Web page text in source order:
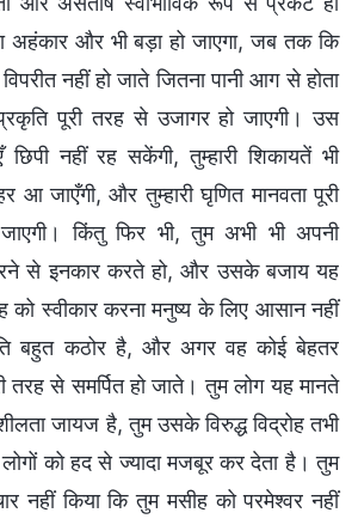
अहंकार और भी बड़ा हो जाएगा, जब तक कि
नहीं हो जाते जितना पानी आग से होता
पूरी तरह से उजागर हो जाएगी। उस
छिपी नहीं रह सकेंगी, तुम्हारी शिकायतें भी
आ जाएँगी, और तुम्हारी घृणित मानवता पूरी
किंतु फिर भी, तुम अभी भी अपनी
से इनकार करते हो, और उसके बजाय यह
को स्वीकार करना मनुष्य के लिए आसान नहीं
बहुत कठोर है, और अगर वह कोई बेहतर
तरह से समर्पित हो जाते। तुम लोग यह मानते
जायज है, तुम उसके विरुद्ध विद्रोह तभी
को हद से ज्यादा मजबूर कर देता है। तुम
नहीं किया कि तुम मसीह को परमेश्वर नहीं